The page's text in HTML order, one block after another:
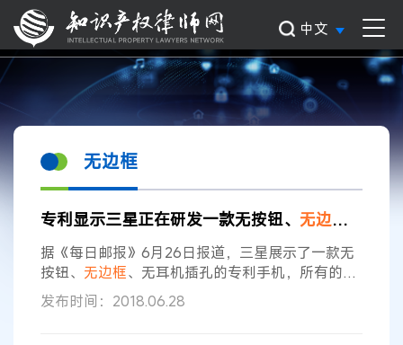
中文
无边框
专利显示三星正在研发一款无按钮、 无边框
据《每日邮报》6月26日报道，三星展示了一款无
按钮、 无边框、无耳机插孔的专利手机，所有的屏
幕都是屏幕。该专利于去年9月申请，并于本周发
布。 荷兰网站Mobielkopen说，这是Galaxy智能手
发布时间：2018.06.28